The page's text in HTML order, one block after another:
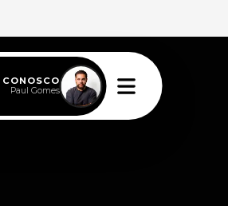
Paul Gomes